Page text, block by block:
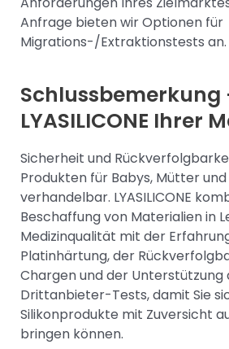
Anfrage bieten wir Optionen für
Migrations-/Extraktionstests an.
Schlussbemerkung
LYASILICONE Ihrer
Sicherheit und
Produkten für Babys, Mütter
verhandelbar. LYASILICONE
Beschaffung von Materialien in
Medizinqualität mit der
Platinhärtung, der
Chargen und der Unterstützung
Drittanbieter-Tests, damit Sie
Silikonprodukte mit Zuversicht
bringen können.